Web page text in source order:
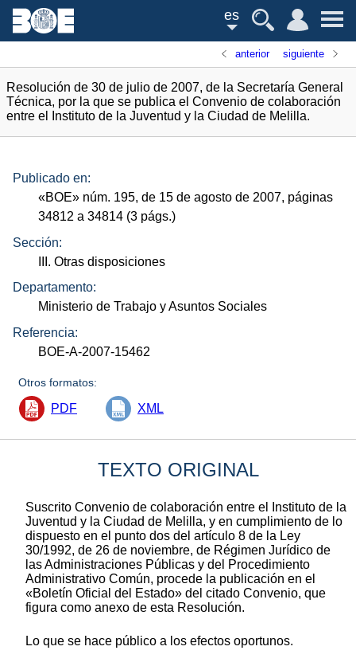
es
anterior siguiente
Resolución de 30 de julio de 2007, de la Secretaría General
Técnica, por la que se publica el Convenio de colaboración
entre el Instituto de la Juventud y la Ciudad de Melilla.
Publicado en:
«BOE» núm. 195, de 15 de agosto de 2007, páginas
34812 a 34814 (3 págs.)
Sección:
III. Otras disposiciones
Departamento:
Ministerio de Trabajo y Asuntos Sociales
Referencia:
BOE-A-2007-15462
Otros formatos:
PDF XML
TEXTO ORIGINAL
Suscrito Convenio de colaboración entre el Instituto de la
Juventud y la Ciudad de Melilla, y en cumplimiento de lo
dispuesto en el punto dos del artículo 8 de la Ley
30/1992, de 26 de noviembre, de Régimen Jurídico de
las Administraciones Públicas y del Procedimiento
Administrativo Común, procede la publicación en el
«Boletín Oficial del Estado» del citado Convenio, que
figura como anexo de esta Resolución.
Lo que se hace público a los efectos oportunos.